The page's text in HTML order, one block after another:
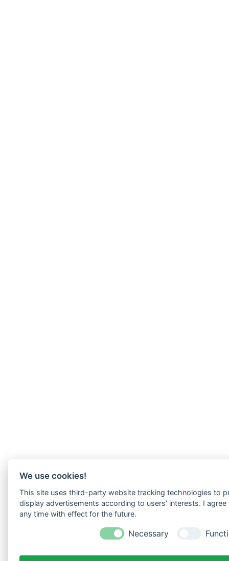
We use cookies!
This site uses third-party website tracking technologies to
display advertisements according to users' interests. I
any time with effect for the future.
Necessary